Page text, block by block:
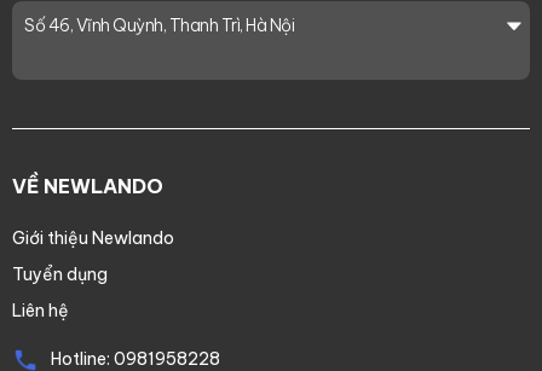
Số 46, Vĩnh Quỳnh, Thanh Trì, Hà Nội
VỀ NEWLANDO
Giới thiệu Newlando
Tuyển dụng
Liên hệ
Hotline: 0981958228